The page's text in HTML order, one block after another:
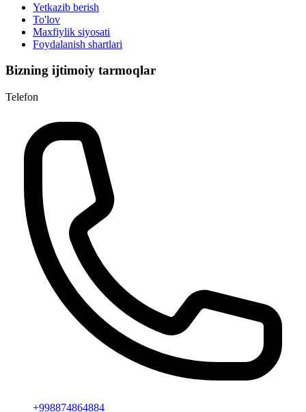
Yetkazib berish
To'lov
Maxfiylik siyosati
Foydalanish shartlari
Bizning ijtimoiy tarmoqlar
Telefon
+998874864884